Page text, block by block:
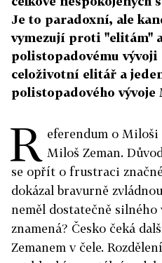
Je to paradoxní, ale
vymezují proti "elitám"
polistopadovému vývoji
celoživotní elitář a
polistopadového vývoje
R eferendum o Miloši
Miloš Zeman.
se opřít o frustraci
dokázal bravurně
neměl dostatečně silného
znamená? Česko čeká
Zemanem v čele.